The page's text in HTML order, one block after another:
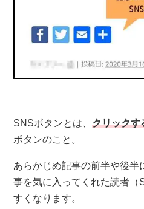
SNSボタンとは、クリックす
ボタンのこと。
あらかじめ記事の前半や後半
事を気に入ってくれた読者（
すくなります。